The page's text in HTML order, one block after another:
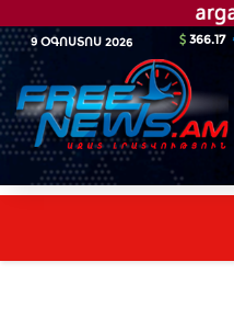
9 ՕԳՈՍՏՈՍ 2026 366.17